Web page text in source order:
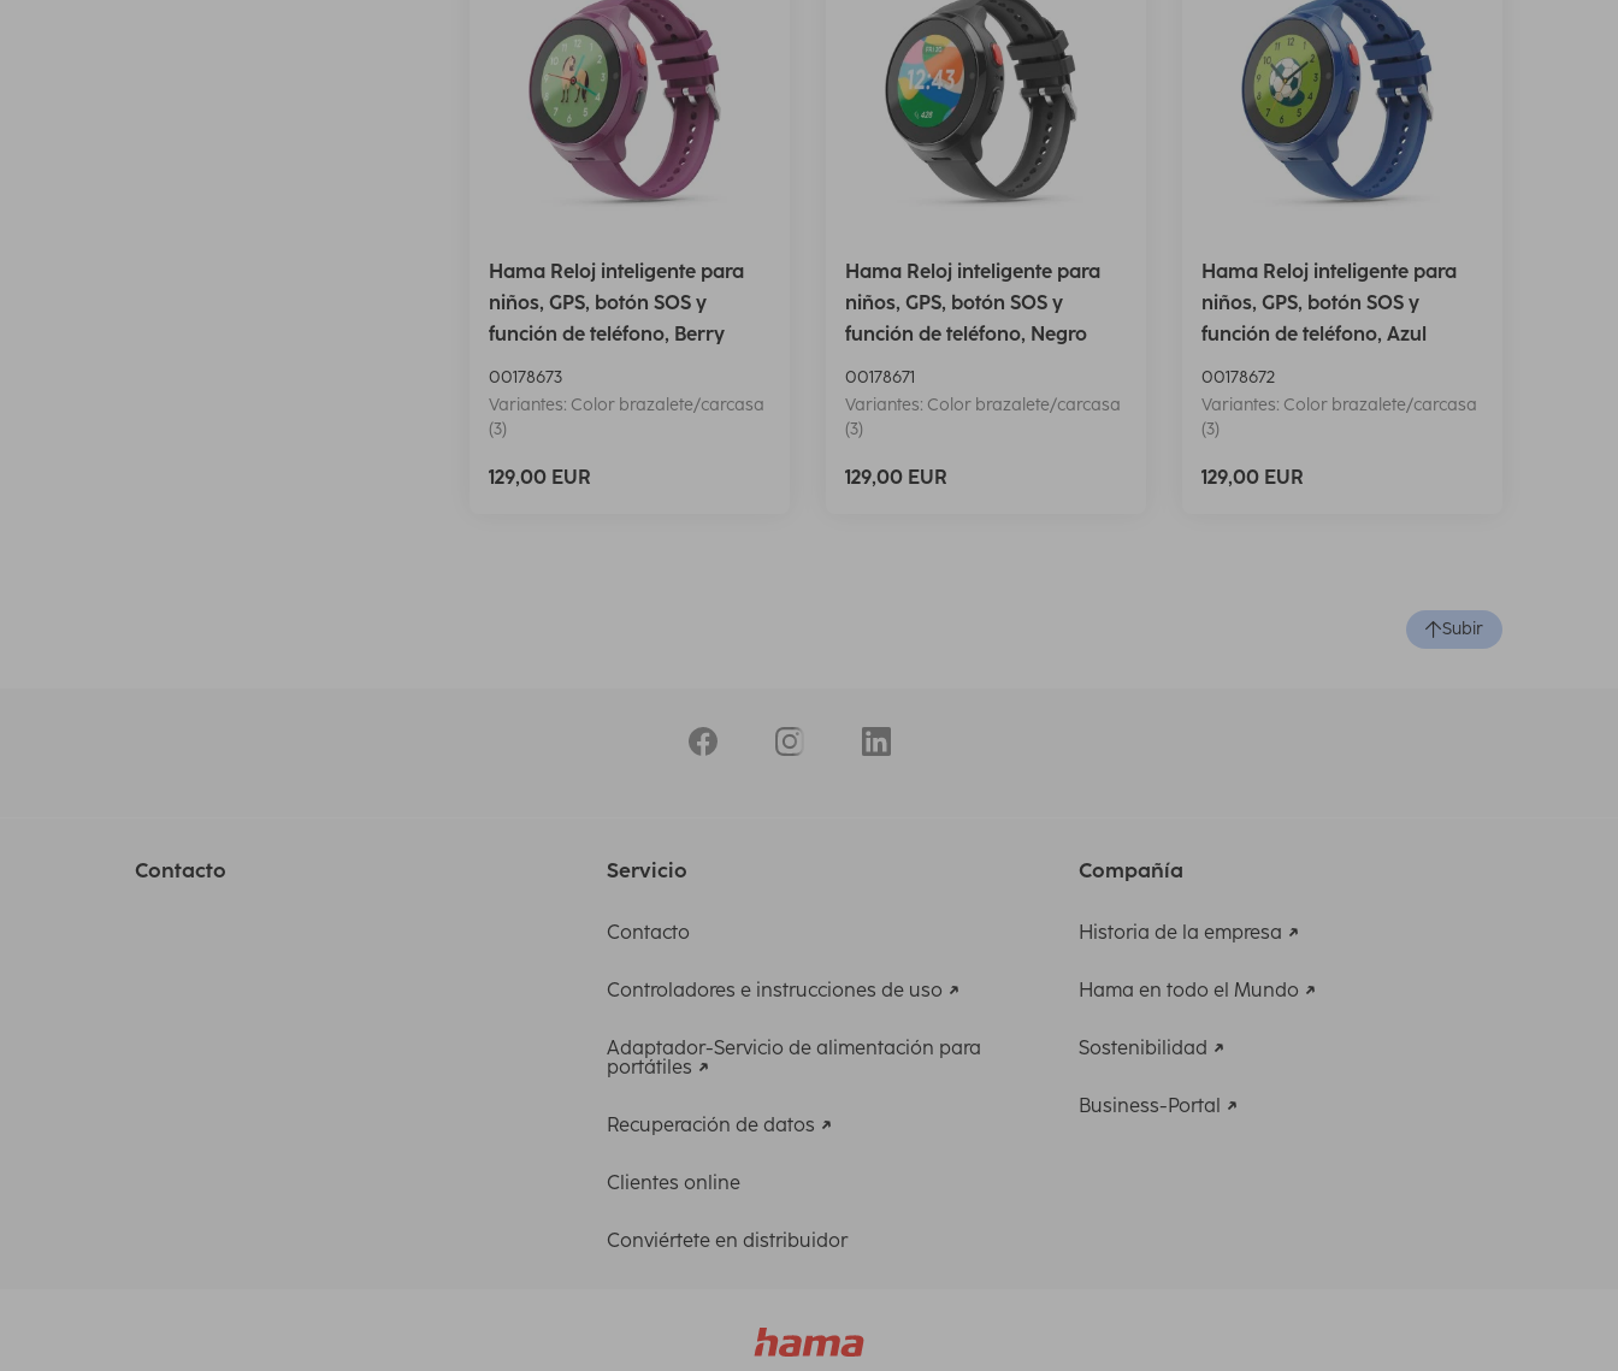
Hama Reloj inteligente para
niños, GPS, botón SOS y
función de teléfono, Berry
00178673
Variantes: Color brazalete/carcasa
(3)
129,00 EUR
Hama Reloj inteligente para
niños, GPS, botón SOS y
función de teléfono, Negro
00178671
Variantes: Color brazalete/carcasa
(3)
129,00 EUR
Hama Reloj inteligente para
niños, GPS, botón SOS y
función de teléfono, Azul
00178672
Variantes: Color brazalete/carcasa
(3)
129,00 EUR
Subir
Contacto Servicio
Contacto
Controladores e instrucciones de uso
Adaptador-Servicio de alimentación para
portátiles
Recuperación de datos
Clientes online
Conviértete en distribuidor
Compañía
Historia de la empresa
Hama en todo el Mundo
Sostenibilidad
Business-Portal